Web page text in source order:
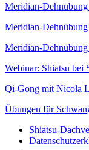
Meridian-
Meridian-
Meridian-
Webinar: Shiatsu bei
Qi-Gong mit Nicola
Übungen für
Shiatsu-